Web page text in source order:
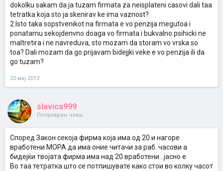
dokolku sakam da ja tuzam firmata za neisplateni casovi dali taa
tetratka koja sto ja skenirav ke ima vaznost?
2.Isto taka sopstvenikot na firmata e vo penzija megutoa i
ponatamu sekojdenvno doaga vo firmata i bukvalno psihicki ne
maltretira i ne navreduva, sto mozam da storam vo vrska so
toa? Dali mozam da go prijavam bidejjki veke e vo penzija ili da
go tuzam?
22 мај 2012
slavica999
Популарен член
Според Закон секоја фирма која има од 20 и нагоре
вработени МОРА да има оние читачи за раб. часови а
бидејќи твојата фирма има над 20 вработени...јасно е
Во таа тетратка што се потпишувате како стои во колку часот